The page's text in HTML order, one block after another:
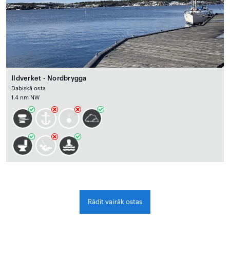
Ildverket - Nordbrygga
Dabiskā osta
1.4 nm NW
Rādīt vairāk ostas